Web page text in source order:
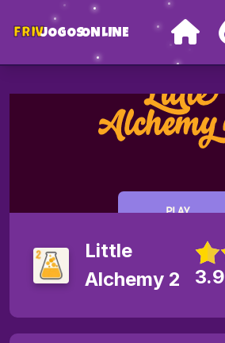
FRIVJOGOSONLINE
Little
Alchemy 2
3.9